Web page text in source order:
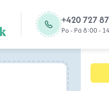
+420 727
Po - Pá 8:00 -